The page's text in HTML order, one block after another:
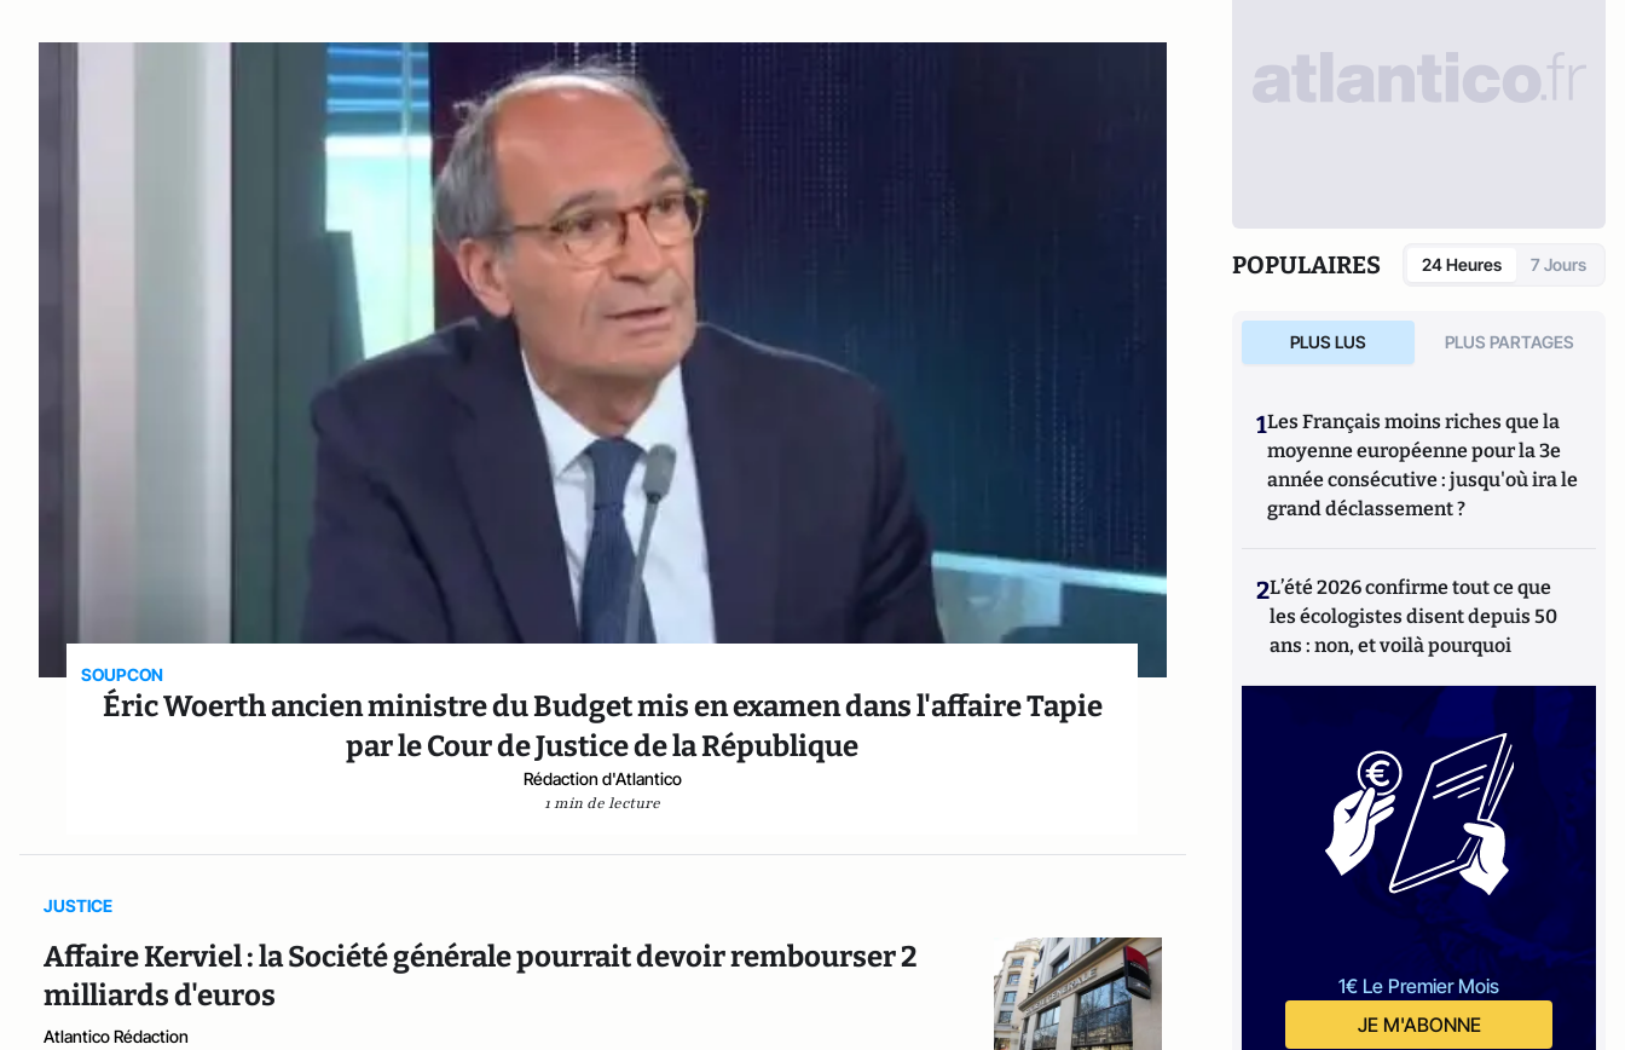
SOUPCON
Éric Woerth ancien ministre du Budget mis en examen dans l'affaire Tapie
par le Cour de Justice de la République
Rédaction d'Atlantico
1 min de lecture
JUSTICE
Affaire Kerviel : la Société générale pourrait devoir rembourser 2
milliards d'euros
Atlantico Rédaction
POPULAIRES 24 Heures 7 Jours
PLUS LUS PLUS PARTAGES
1Les Français moins riches que la
moyenne européenne pour la 3e
année consécutive : jusqu'où ira le
grand déclassement ?
2L’été 2026 confirme tout ce que
les écologistes disent depuis 50
ans : non, et voilà pourquoi
1€ Le Premier Mois
JE M'ABONNE